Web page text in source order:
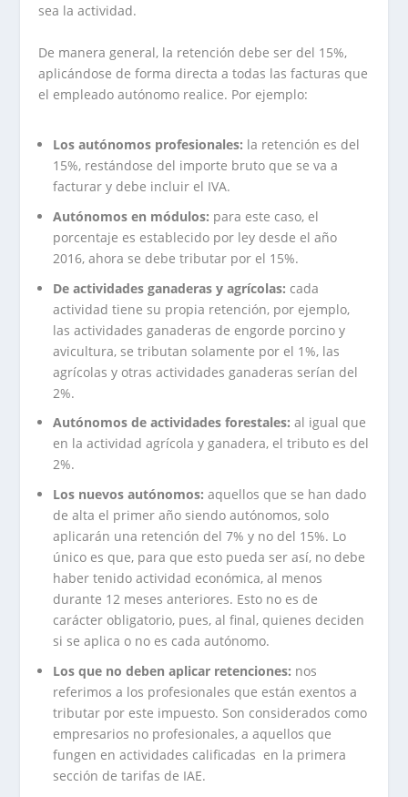
sea la actividad.
De manera general, la retención debe ser del 15%,
aplicándose de forma directa a todas las facturas que
el empleado autónomo realice. Por ejemplo:
Los autónomos profesionales: la retención es del
15%, restándose del importe bruto que se va a
facturar y debe incluir el IVA.
Autónomos en módulos: para este caso, el
porcentaje es establecido por ley desde el año
2016, ahora se debe tributar por el 15%.
De actividades ganaderas y agrícolas: cada
actividad tiene su propia retención, por ejemplo,
las actividades ganaderas de engorde porcino y
avicultura, se tributan solamente por el 1%, las
agrícolas y otras actividades ganaderas serían del
2%.
Autónomos de actividades forestales: al igual que
en la actividad agrícola y ganadera, el tributo es del
2%.
Los nuevos autónomos: aquellos que se han dado
de alta el primer año siendo autónomos, solo
aplicarán una retención del 7% y no del 15%. Lo
único es que, para que esto pueda ser así, no debe
haber tenido actividad económica, al menos
durante 12 meses anteriores. Esto no es de
carácter obligatorio, pues, al final, quienes deciden
si se aplica o no es cada autónomo.
Los que no deben aplicar retenciones: nos
referimos a los profesionales que están exentos a
tributar por este impuesto. Son considerados como
empresarios no profesionales, a aquellos que
fungen en actividades calificadas en la primera
sección de tarifas de IAE.